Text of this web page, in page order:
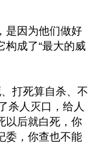
是因为他们做好
构成了“最大的威
打死算自杀、不
杀人灭口，给人
以后就白死，你
委，你查也不能